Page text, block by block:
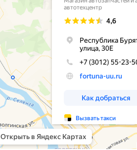
[259]
[7]
[29]
[28]
[14]
[1]
[86]
[34]
[6]